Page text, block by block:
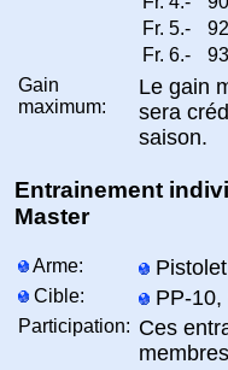
Fr. 5.-
92
Fr. 6.-
93
Gain
maximum:
Le gain
sera
saison.
Entrainement
Master
Arme:
Cible: PP-10,
Participation: Ces